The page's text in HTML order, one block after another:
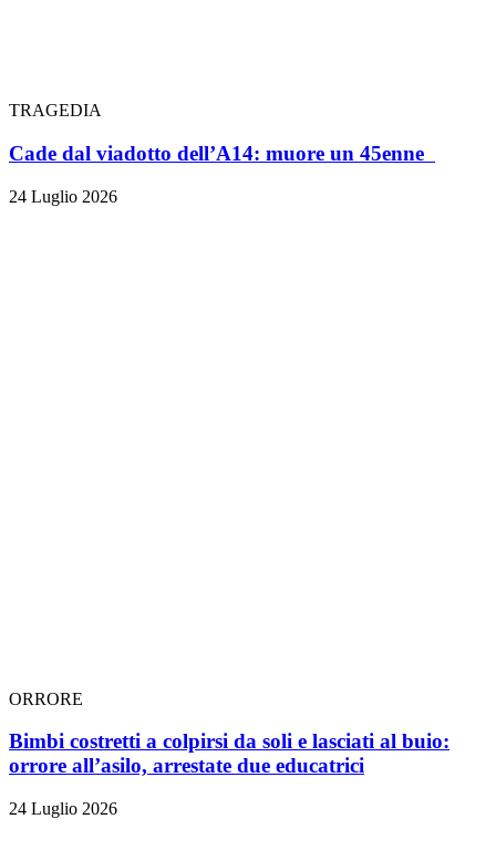
TRAGEDIA
Cade dal viadotto dell’A14: muore un 45enne
24 Luglio 2026
ORRORE
Bimbi costretti a colpirsi da soli e lasciati al buio:
orrore all’asilo, arrestate due educatrici
24 Luglio 2026